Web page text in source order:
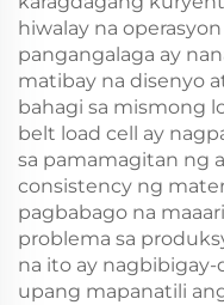
hiwalay na
pangangalaga ay
matibay na disenyo
bahagi sa mismong
belt load cell ay
sa pamamagitan ng
consistency ng
pagbabago na
problema sa
na ito ay nagbibigay-
upang mapanatili